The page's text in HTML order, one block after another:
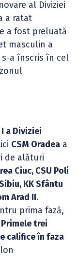
al Diviziei
a ratat
a fost preluată
masculin a
s-a înscris în cel
a Diviziei
CSM Oradea a
de alături
Ciuc, CSU Poli
KK Sfântu
Arad II.
prima fază,
Primele trei
califice în faza